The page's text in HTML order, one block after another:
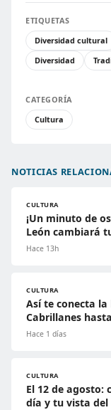
ETIQUETAS
Diversidad cultural
Diversidad
CATEGORÍA
Cultura
NOTICIAS
CULTURA
¡Un minuto de
León cambiará
Hace 13h
CULTURA
Así te conecta
Cabrillanes
Hace 1 días
CULTURA
El 12 de
día y tu vista del